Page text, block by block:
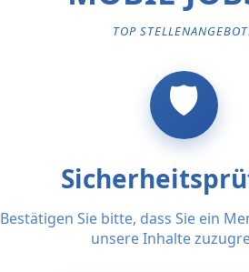
TOP
Bestätigen Sie bitte, dass Sie ein
unsere Inhalte